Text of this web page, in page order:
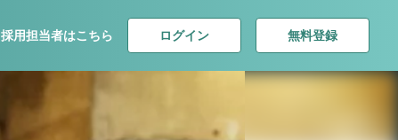
採用担当者はこちら ログイン 無料登録